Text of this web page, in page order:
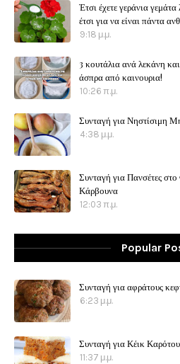
Έτσι έχετε γεράνια
έτσι για να είναι πάντα
9:18 μ.μ.
3 κουτάλια ανά λεκάνη
άσπρα από καινουρια!
10:26 π.μ.
Συνταγή για Νηστίσιμη
4:38 μ.μ.
Συνταγή για Πανσέτες
Κάρβουνα
12:03 π.μ.
Popular
Συνταγή για αφράτους
6:23 μ.μ.
Συνταγή για Κέικ Καρότου
11:37 μ.μ.